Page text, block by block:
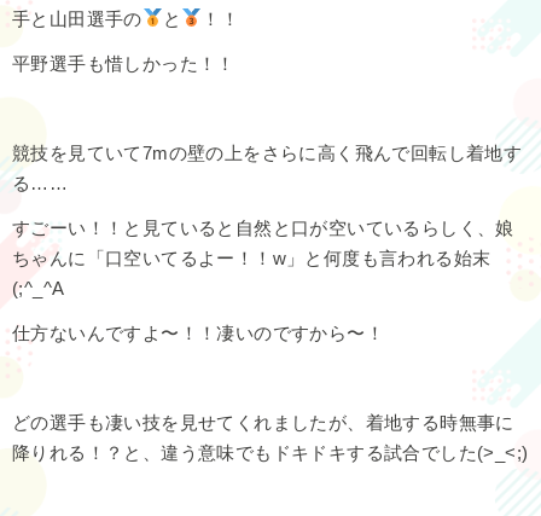
手と山田選手の
と ！！
平野選手も惜しかった！！
競技を見ていて7mの壁の上をさらに高く飛んで回転し着地す
る……
すごーい！！と見ていると自然と口が空いているらしく、娘
ちゃんに「口空いてるよー！！w」と何度も言われる始末
(;^_^A
仕方ないんですよ〜！！凄いのですから〜！
どの選手も凄い技を見せてくれましたが、着地する時無事に
降りれる！？と、違う意味でもドキドキする試合でした(>_<;)